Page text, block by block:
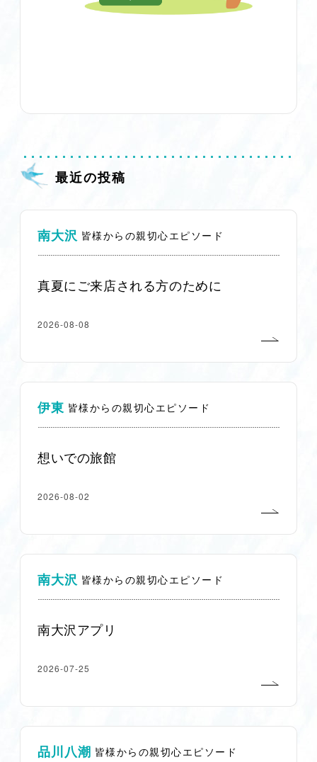
最近の投稿
南大沢 皆様からの親切心エピソード
真夏にご来店される方のために
2026-08-08
伊東 皆様からの親切心エピソード
想いでの旅館
2026-08-02
南大沢 皆様からの親切心エピソード
南大沢アプリ
2026-07-25
品川八潮 皆様からの親切心エピソード